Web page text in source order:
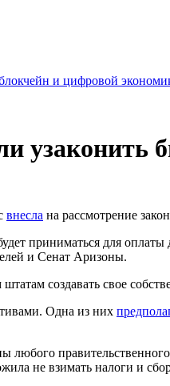
и цифровой
узаконить
внесла на рассмотрение
приниматься для
и Сенат Аризоны.
создавать свое
Одна из них
любого
не взимать налоги и